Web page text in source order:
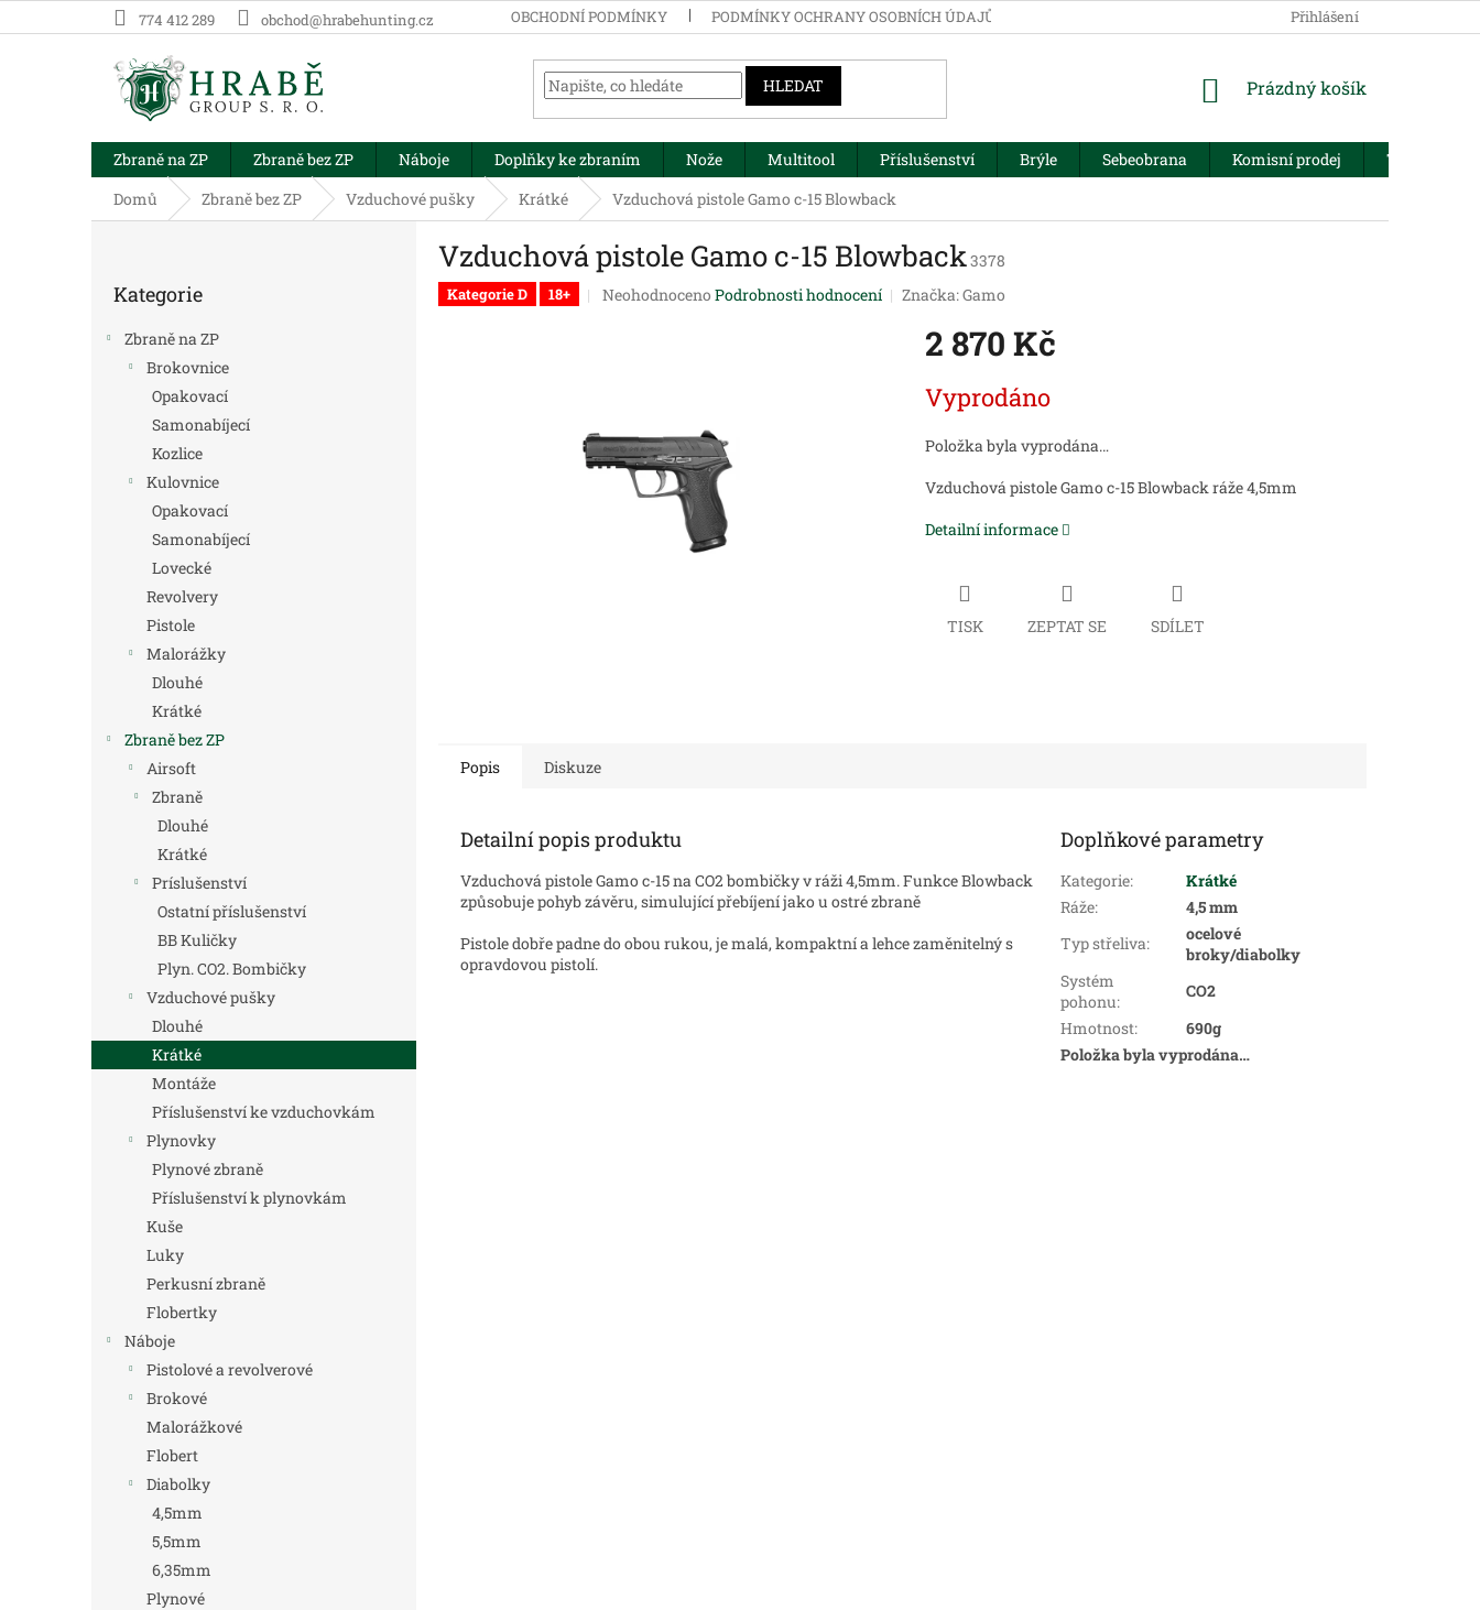
na
774 412 289 obchod@hrabehunting.cz OBCHODNÍ PODMÍNKY PODMÍNKY OCHRANY OSOBNÍCH ÚDAJŮ Přihlášení
HLEDAT
NÁKUPNÍ
Prázdný košík
Zbraně na ZP Zbraně bez ZP Náboje Doplňky ke zbraním Nože Multitool Příslušenství Brýle Sebeobrana Komisní prodej
Trezory
Domů
Zbraně bez ZP Vzduchové pušky Krátké Vzduchová pistole Gamo c-15 Blowback
kategorie
Kategorie
Zbraně na ZP
Brokovnice
Opakovací
Samonabíjecí
Kozlice
Kulovnice
Opakovací
Samonabíjecí
Lovecké
Revolvery
Pistole
Malorážky
Dlouhé
Krátké
Zbraně bez ZP
Airsoft
Zbraně
Dlouhé
Krátké
Príslušenství
Ostatní příslušenství
BB Kuličky
Plyn. CO2. Bombičky
Vzduchové pušky
Dlouhé
Krátké
Montáže
Příslušenství ke vzduchovkám
Plynovky
Plynové zbraně
Příslušenství k plynovkám
Kuše
Luky
Perkusní zbraně
Flobertky
Náboje
Pistolové a revolverové
Brokové
Malorážkové
Flobert
Diabolky
4,5mm
5,5mm
6,35mm
Plynové
Vzduchová pistole Gamo c-15 Blowback3378
Kategorie D 18+
Průměrné
hvězdiček.
Neohodnoceno Podrobnosti hodnocení Značka:Gamo
2 870 Kč
cena:
Vyprodáno
Položka byla vyprodána…
Vzduchová pistole Gamo c-15 Blowback ráže 4,5mm
Detailní informace
TISK ZEPTAT SE SDÍLET
Popis Diskuze
Detailní popis produktu
Vzduchová pistole Gamo c-15 na CO2 bombičky v ráži 4,5mm. Funkce Blowback
způsobuje pohyb závěru, simulující přebíjení jako u ostré zbraně
Pistole dobře padne do obou rukou, je malá, kompaktní a lehce zaměnitelný s
opravdovou pistolí.
Doplňkové parametry
Kategorie:
Krátké
Ráže:
4,5 mm
Typ střeliva:
ocelové
broky/diabolky
Systém
pohonu:
CO2
Hmotnost:
690g
Položka byla vyprodána…